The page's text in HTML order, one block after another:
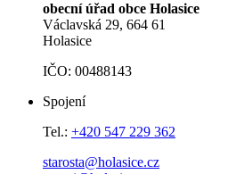
obecní úřad obce Holasice
Václavská 29, 664 61
Holasice
IČO: 00488143
Spojení
Tel.: +420 547 229 362
starosta@holasice.cz